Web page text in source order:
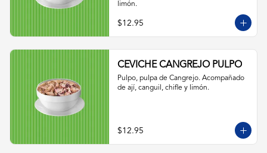
limón.
$12.95
CEVICHE CANGREJO PULPO
Pulpo, pulpa de Cangrejo. Acompañado
de ají, canguil, chifle y limón.
$12.95